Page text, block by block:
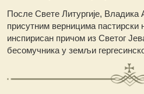
После Свете Литургије, Владика
присутним верницима пастирски
инспирисан причом из Светог
бесомучника у земљи